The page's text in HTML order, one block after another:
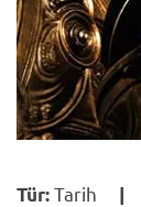
Tür:Tarih |